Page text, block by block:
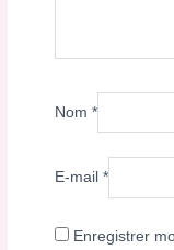
Nom*
E-mail*
Enregistrer